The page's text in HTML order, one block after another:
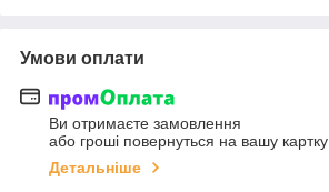
Умови оплати
Ви отримаєте замовлення
або гроші повернуться на вашу картку
Детальніше